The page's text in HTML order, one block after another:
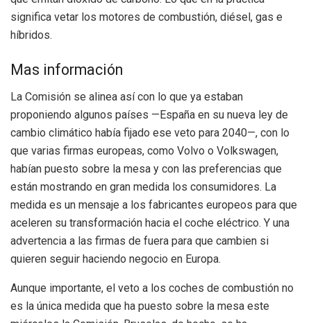
significa vetar los motores de combustión, diésel, gas e
híbridos.
Mas información
La Comisión se alinea así con lo que ya estaban
proponiendo algunos países —España en su nueva ley de
cambio climático había fijado ese veto para 2040—, con lo
que varias firmas europeas, como Volvo o Volkswagen,
habían puesto sobre la mesa y con las preferencias que
están mostrando en gran medida los consumidores. La
medida es un mensaje a los fabricantes europeos para que
aceleren su transformación hacia el coche eléctrico. Y una
advertencia a las firmas de fuera para que cambien si
quieren seguir haciendo negocio en Europa.
Aunque importante, el veto a los coches de combustión no
es la única medida que ha puesto sobre la mesa este